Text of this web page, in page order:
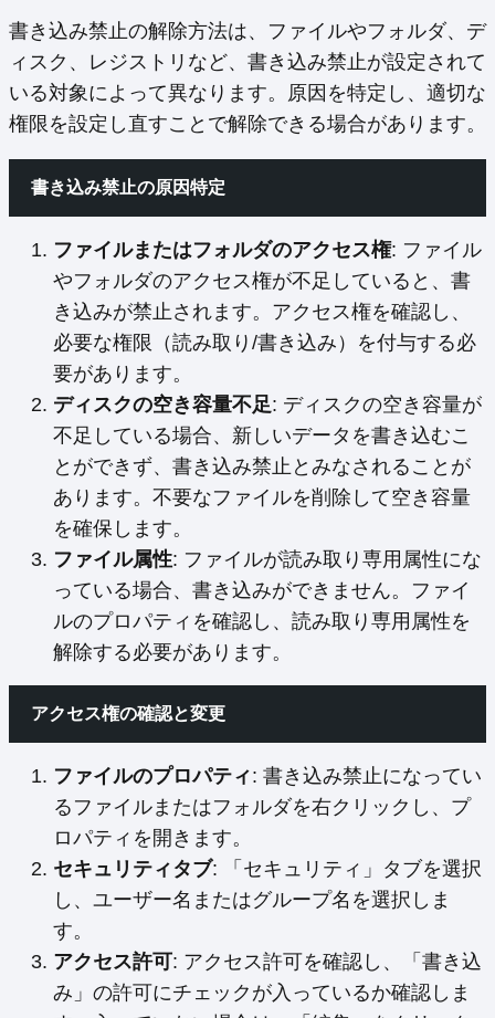
書き込み禁止の解除方法は、ファイルやフォルダ、デ
ィスク、レジストリなど、書き込み禁止が設定されて
いる対象によって異なります。原因を特定し、適切な
権限を設定し直すことで解除できる場合があります。
書き込み禁止の原因特定
ファイルまたはフォルダのアクセス権: ファイル
やフォルダのアクセス権が不足していると、書
き込みが禁止されます。アクセス権を確認し、
必要な権限（読み取り/書き込み）を付与する必
要があります。
ディスクの空き容量不足: ディスクの空き容量が
不足している場合、新しいデータを書き込むこ
とができず、書き込み禁止とみなされることが
あります。不要なファイルを削除して空き容量
を確保します。
ファイル属性: ファイルが読み取り専用属性にな
っている場合、書き込みができません。ファイ
ルのプロパティを確認し、読み取り専用属性を
解除する必要があります。
アクセス権の確認と変更
ファイルのプロパティ: 書き込み禁止になってい
るファイルまたはフォルダを右クリックし、プ
ロパティを開きます。
セキュリティタブ: 「セキュリティ」タブを選択
し、ユーザー名またはグループ名を選択しま
す。
アクセス許可: アクセス許可を確認し、「書き込
み」の許可にチェックが入っているか確認しま